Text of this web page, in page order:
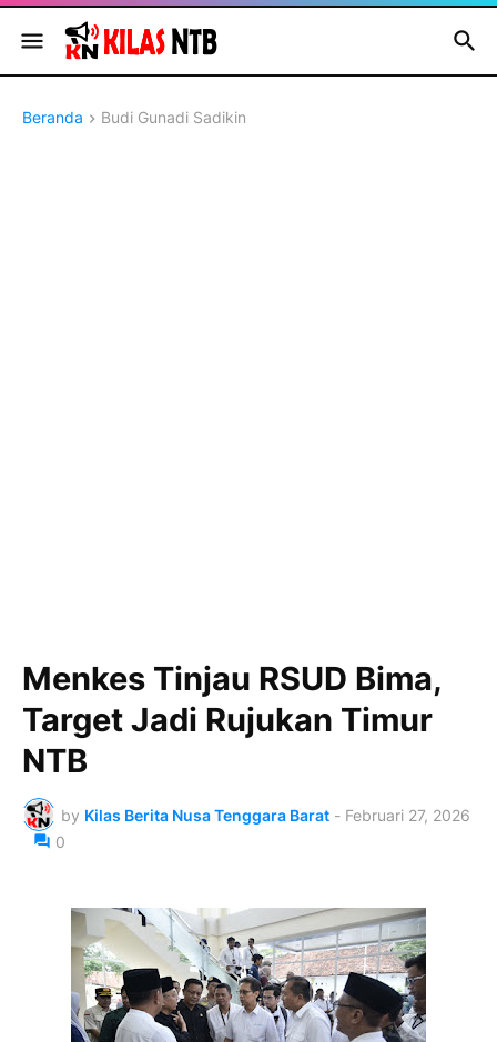
Beranda Budi Gunadi Sadikin
Menkes Tinjau RSUD Bima,
Target Jadi Rujukan Timur
NTB
by Kilas Berita Nusa Tenggara Barat - Februari 27, 2026
0